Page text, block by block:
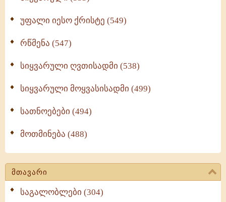
უფალი იესო ქრისტე (549)
რწმენა (547)
სიყვარული ღვთისადმი (538)
სიყვარული მოყვასისადმი (499)
სათნოებები (494)
მოთმინება (488)
მთავარი
საგალობლები (304)